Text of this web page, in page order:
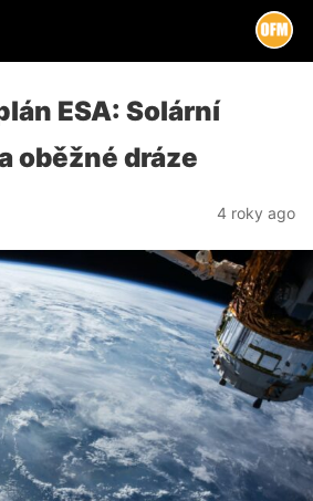
ESA: Solární
oběžné dráze
4 roky ago